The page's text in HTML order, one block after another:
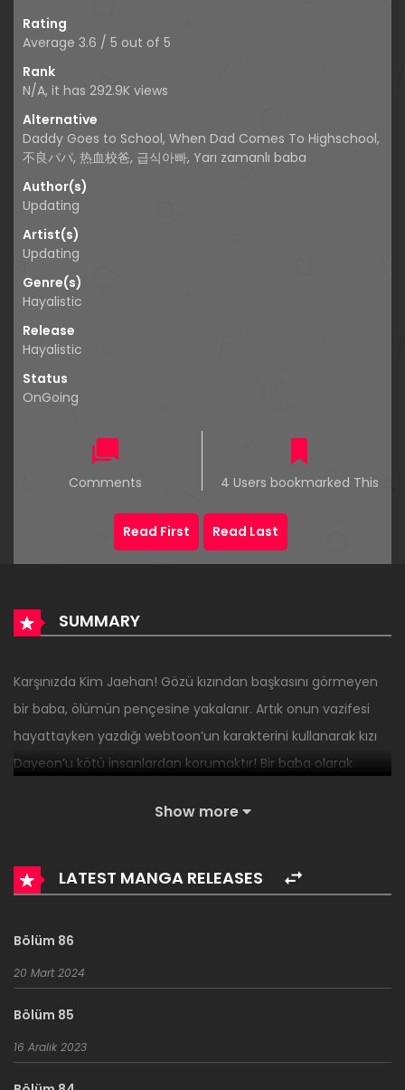
Rating
Average 3.6 / 5 out of 5
Rank
N/A, it has 292.9K views
Alternative
Daddy Goes to School, When Dad Comes To Highschool,
不良パパ, 热血校爸, 급식아빠, Yarı zamanlı baba
Author(s)
Updating
Artist(s)
Updating
Genre(s)
Hayalistic
Release
Hayalistic
Status
OnGoing
Comments 4 Users bookmarked This
Read First Read Last
SUMMARY
Karşınızda Kim Jaehan! Gözü kızından başkasını görmeyen
bir baba, ölümün pençesine yakalanır. Artık onun vazifesi
hayattayken yazdığı webtoon’un karakterini kullanarak kızı
Dayeon’u kötü insanlardan korumaktır! Bir baba olarak
kabadayılaraysa aman vermeyecek bir babanın hikayesi!
Show more
LATEST MANGA RELEASES
Bölüm 86
20 Mart 2024
Bölüm 85
16 Aralık 2023